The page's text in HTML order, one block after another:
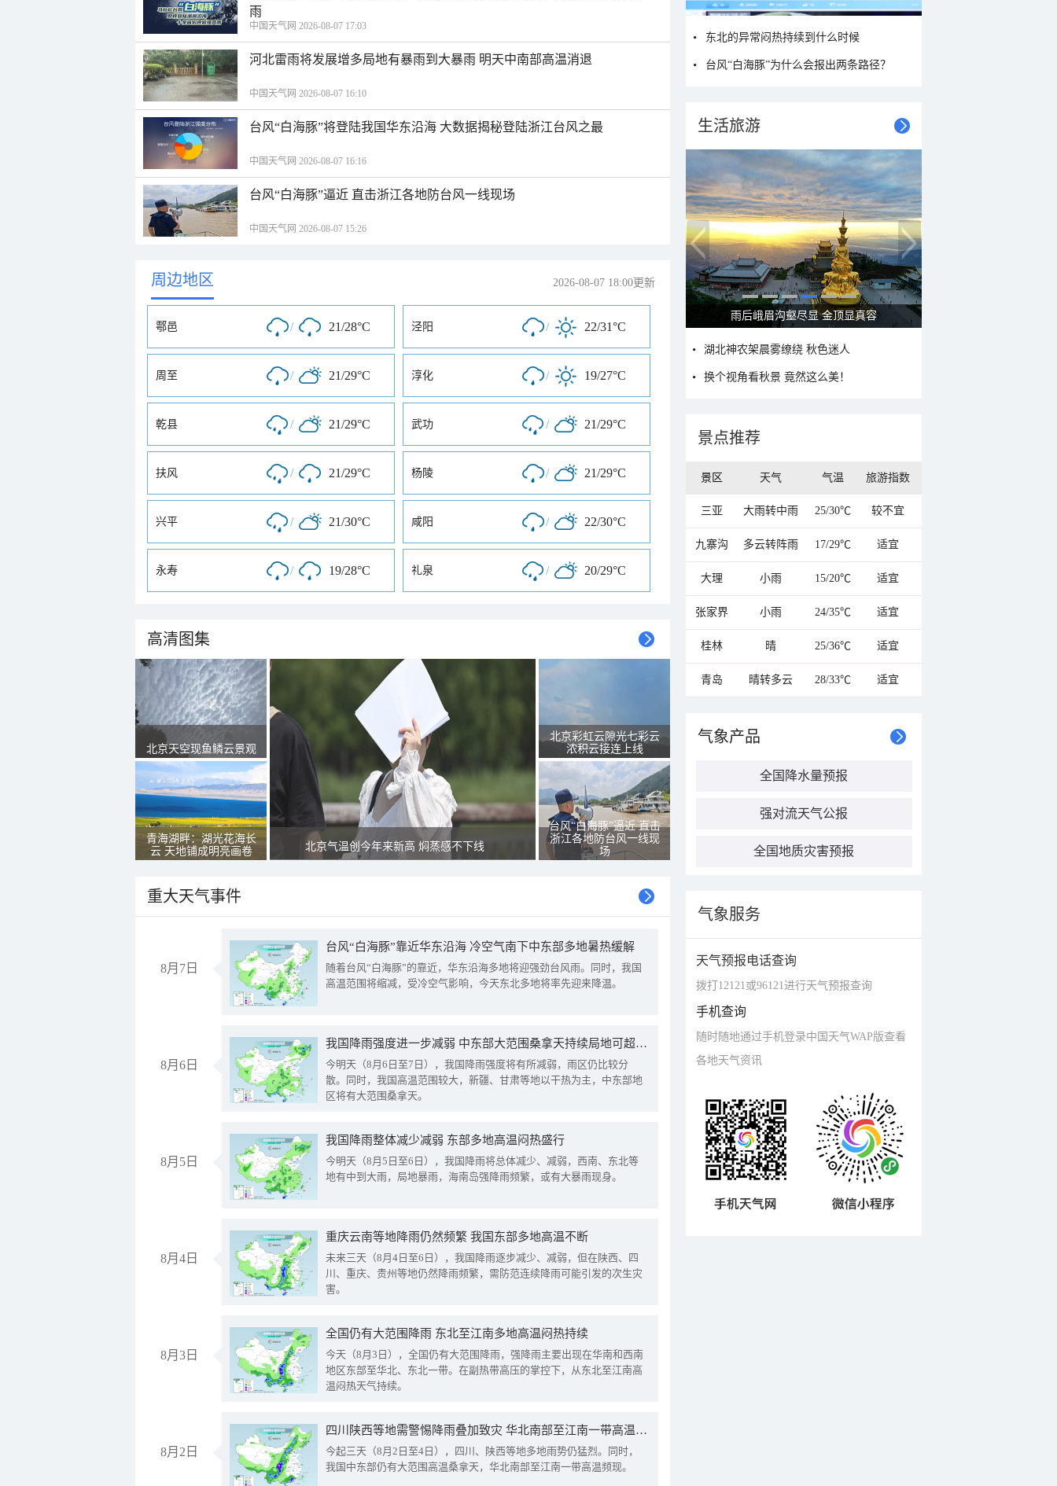
雨
中国天气网 2026-08-07 17:03
河北雷雨将发展增多局地有暴雨到大暴雨 明天中南部高温消退
中国天气网 2026-08-07 16:10
台风“白海豚”将登陆我国华东沿海 大数据揭秘登陆浙江台风之最
中国天气网 2026-08-07 16:16
台风“白海豚”逼近 直击浙江各地防台风一线现场
中国天气网 2026-08-07 15:26
周边地区 2026-08-07 18:00更新
鄠邑 / 21/28°C 泾阳 / 22/31°C
周至 / 21/29°C 淳化 / 19/27°C
乾县 / 21/29°C 武功 / 21/29°C
扶风 / 21/29°C 杨陵 / 21/29°C
兴平 / 21/30°C 咸阳 / 22/30°C
永寿 / 19/28°C 礼泉 / 20/29°C
高清图集
北京天空现鱼鳞云景观
青海湖畔：湖光花海长
云 天地铺成明亮画卷
北京气温创今年来新高 焖蒸感不下线
北京彩虹云隙光七彩云
浓积云接连上线
台风“白海豚”逼近 直击
浙江各地防台风一线现
场
重大天气事件
8月7日
台风“白海豚”靠近华东沿海 冷空气南下中东部多地暑热缓解
随着台风“白海豚”的靠近，华东沿海多地将迎强劲台风雨。同时，我国
高温范围将缩减，受冷空气影响，今天东北多地将率先迎来降温。
8月6日
我国降雨强度进一步减弱 中东部大范围桑拿天持续局地可超38℃
今明天（8月6日至7日），我国降雨强度将有所减弱，雨区仍比较分
散。同时，我国高温范围较大，新疆、甘肃等地以干热为主，中东部地
区将有大范围桑拿天。
8月5日
我国降雨整体减少减弱 东部多地高温闷热盛行
今明天（8月5日至6日），我国降雨将总体减少、减弱，西南、东北等
地有中到大雨，局地暴雨，海南岛强降雨频繁，或有大暴雨现身。
8月4日
重庆云南等地降雨仍然频繁 我国东部多地高温不断
未来三天（8月4日至6日），我国降雨逐步减少、减弱，但在陕西、四
川、重庆、贵州等地仍然降雨频繁，需防范连续降雨可能引发的次生灾
害。
8月3日
全国仍有大范围降雨 东北至江南多地高温闷热持续
今天（8月3日），全国仍有大范围降雨，强降雨主要出现在华南和西南
地区东部至华北、东北一带。在副热带高压的掌控下，从东北至江南高
温闷热天气持续。
8月2日
四川陕西等地需警惕降雨叠加致灾 华北南部至江南一带高温频现
今起三天（8月2日至4日），四川、陕西等地多地雨势仍猛烈。同时，
我国中东部仍有大范围高温桑拿天，华北南部至江南一带高温频现。
东北的异常闷热持续到什么时候
台风“白海豚”为什么会报出两条路径？
生活旅游
秋意浓 蓝天映衬下的哈尔滨伏尔加庄园
湖北神农架晨雾缭绕 秋色迷人
换个视角看秋景 竟然这么美！
景点推荐
景区 天气 气温 旅游指数
三亚 大雨转中雨 25/30℃ 较不宜
九寨沟 多云转阵雨 17/29℃ 适宜
大理 小雨 15/20℃ 适宜
张家界 小雨 24/35℃ 适宜
桂林 晴 25/36℃ 适宜
青岛 晴转多云 28/33℃ 适宜
气象产品
全国降水量预报
强对流天气公报
全国地质灾害预报
气象服务
天气预报电话查询
拨打12121或96121进行天气预报查询
手机查询
随时随地通过手机登录中国天气WAP版查看
各地天气资讯